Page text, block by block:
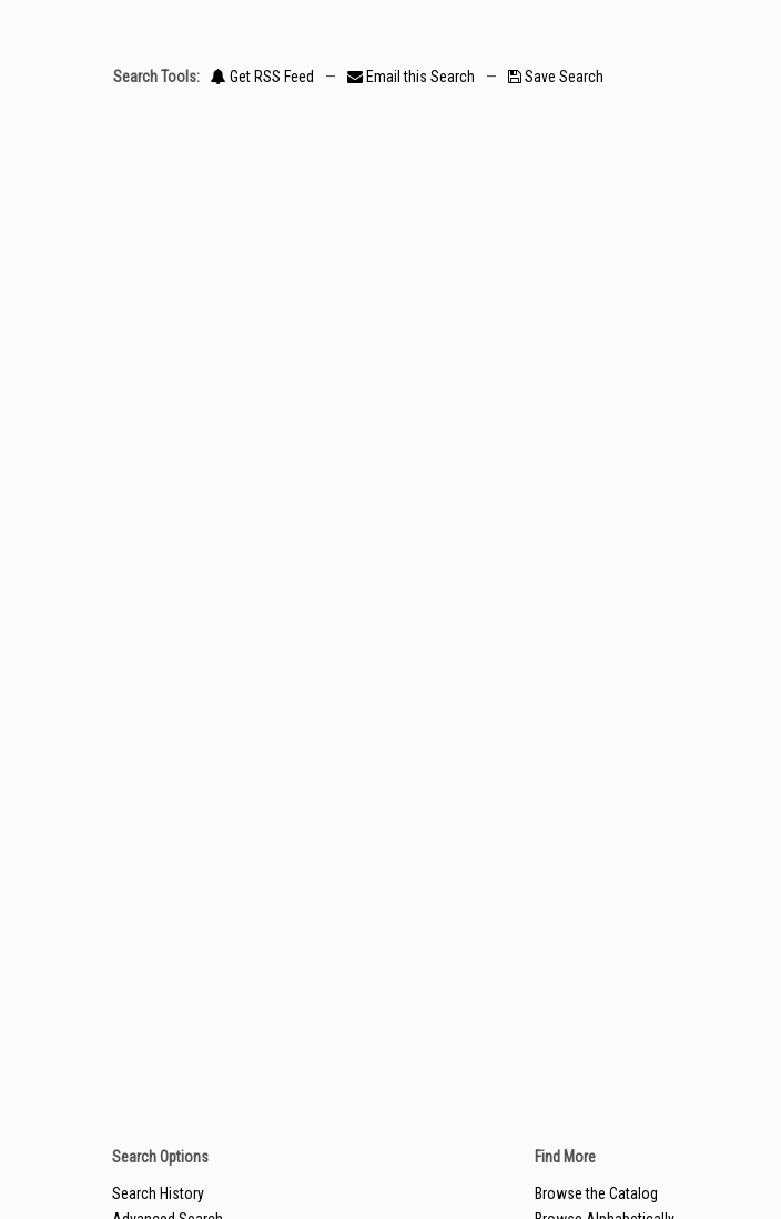
Search Tools: Get RSS Feed — Email this Search — Save Search
Search Options
Search History
Find More
Browse the Catalog